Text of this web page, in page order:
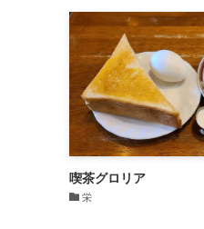
喫茶グロリア
栄